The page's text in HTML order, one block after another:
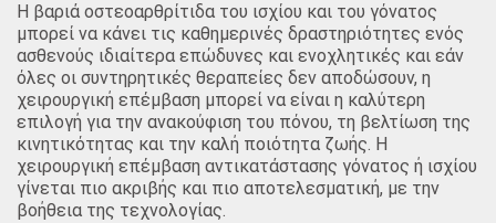
Η βαριά οστεοαρθρίτιδα του ισχίου και του γόνατος
μπορεί να κάνει τις καθημερινές δραστηριότητες ενός
ασθενούς ιδιαίτερα επώδυνες και ενοχλητικές και εάν
όλες οι συντηρητικές θεραπείες δεν αποδώσουν, η
χειρουργική επέμβαση μπορεί να είναι η καλύτερη
επιλογή για την ανακούφιση του πόνου, τη βελτίωση της
κινητικότητας και την καλή ποιότητα ζωής. Η
χειρουργική επέμβαση αντικατάστασης γόνατος ή ισχίου
γίνεται πιο ακριβής και πιο αποτελεσματική, με την
βοήθεια της τεχνολογίας.